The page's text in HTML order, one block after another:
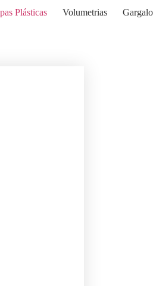
Plásticas Volumetrias Gargalo